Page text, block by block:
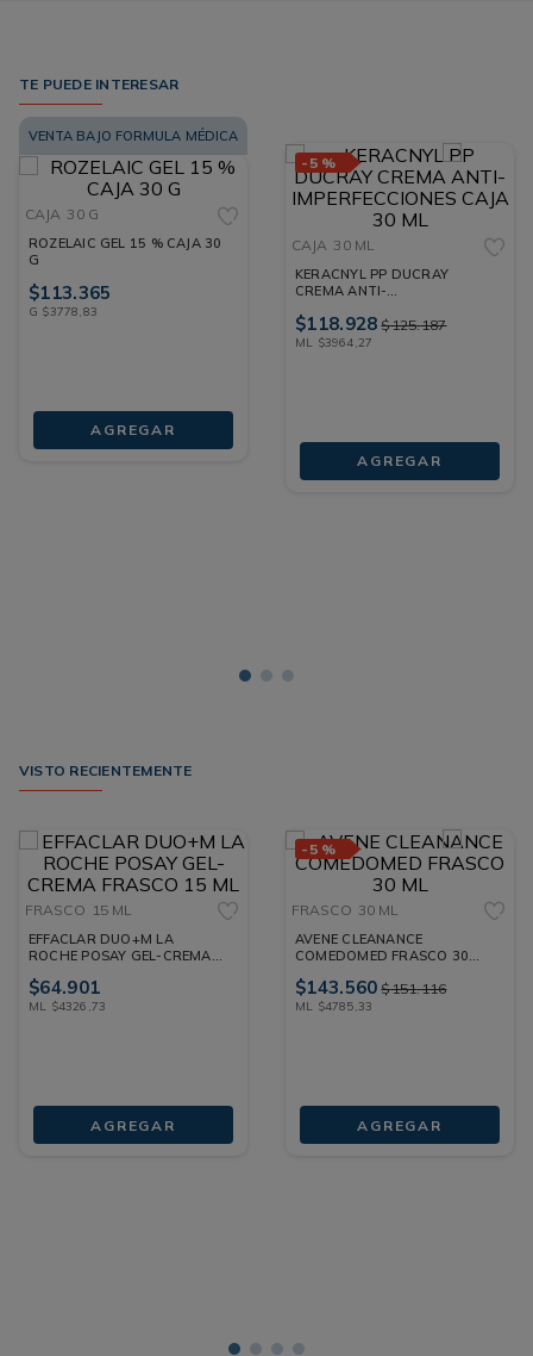
TE PUEDE INTERESAR
VENTA BAJO FORMULA MÉDICA
CAJA 30 G
ROZELAIC GEL 15 % CAJA 30
G
$113.365
G $3778,83
AGREGAR
- 5 %
CAJA 30 ML
KERACNYL PP DUCRAY
CREMA ANTI-
ML
$118.928 $125.187
ML $3964,27
AGREGAR
VISTO RECIENTEMENTE
FRASCO 15 ML
EFFACLAR DUO+M LA
ROCHE POSAY GEL-CREMA
$64.901
ML $4326 ,73
AGREGAR
- 5 %
FRASCO 30 ML
AVENE CLEANANCE
COMEDOMED FRASCO 30
$143.560 $151.116
ML $4785,33
AGREGAR